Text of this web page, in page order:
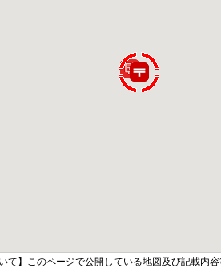
て】このページで公開している地図及び記載内